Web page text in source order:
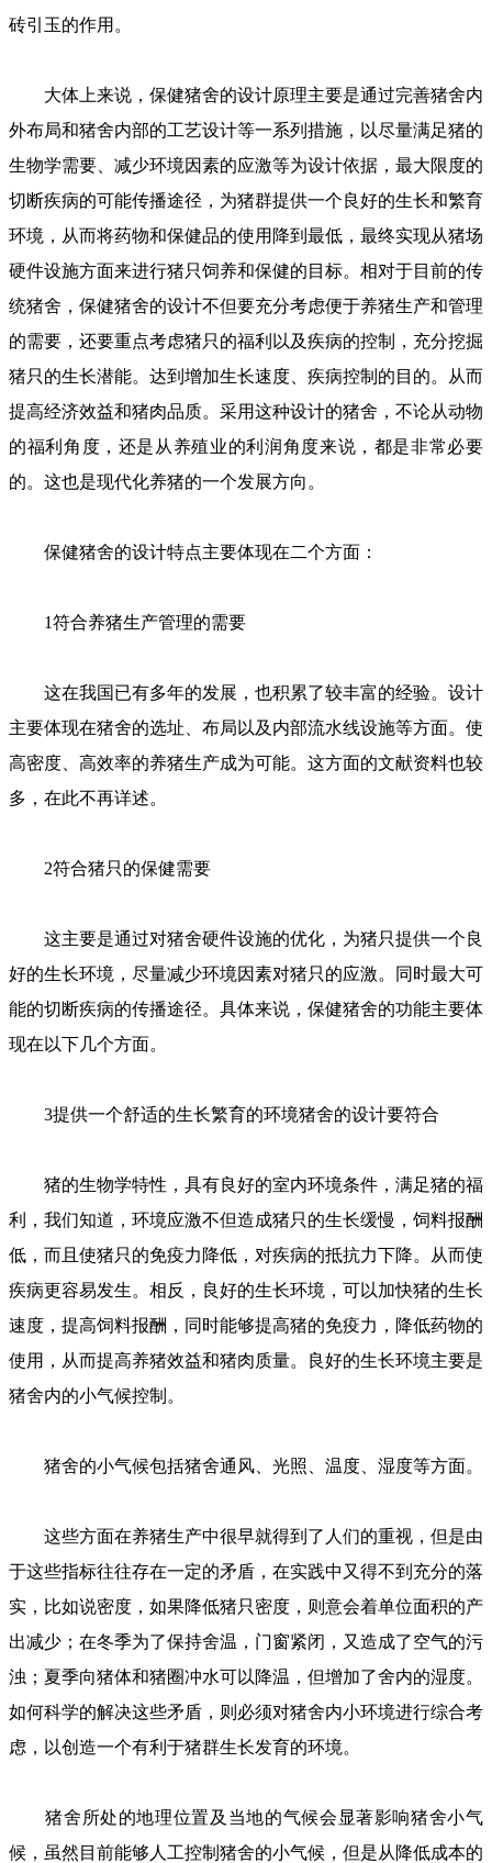
砖引玉的作用。
大体上来说，保健猪舍的设计原理主要是通过完善猪舍内
外布局和猪舍内部的工艺设计等一系列措施，以尽量满足猪的
生物学需要、减少环境因素的应激等为设计依据，最大限度的
切断疾病的可能传播途径，为猪群提供一个良好的生长和繁育
环境，从而将药物和保健品的使用降到最低，最终实现从猪场
硬件设施方面来进行猪只饲养和保健的目标。相对于目前的传
统猪舍，保健猪舍的设计不但要充分考虑便于养猪生产和管理
的需要，还要重点考虑猪只的福利以及疾病的控制，充分挖掘
猪只的生长潜能。达到增加生长速度、疾病控制的目的。从而
提高经济效益和猪肉品质。采用这种设计的猪舍，不论从动物
的福利角度，还是从养殖业的利润角度来说，都是非常必要
的。这也是现代化养猪的一个发展方向。
保健猪舍的设计特点主要体现在二个方面：
1符合养猪生产管理的需要
这在我国已有多年的发展，也积累了较丰富的经验。设计
主要体现在猪舍的选址、布局以及内部流水线设施等方面。使
高密度、高效率的养猪生产成为可能。这方面的文献资料也较
多，在此不再详述。
2符合猪只的保健需要
这主要是通过对猪舍硬件设施的优化，为猪只提供一个良
好的生长环境，尽量减少环境因素对猪只的应激。同时最大可
能的切断疾病的传播途径。具体来说，保健猪舍的功能主要体
现在以下几个方面。
3提供一个舒适的生长繁育的环境猪舍的设计要符合
猪的生物学特性，具有良好的室内环境条件，满足猪的福
利，我们知道，环境应激不但造成猪只的生长缓慢，饲料报酬
低，而且使猪只的免疫力降低，对疾病的抵抗力下降。从而使
疾病更容易发生。相反，良好的生长环境，可以加快猪的生长
速度，提高饲料报酬，同时能够提高猪的免疫力，降低药物的
使用，从而提高养猪效益和猪肉质量。良好的生长环境主要是
猪舍内的小气候控制。
猪舍的小气候包括猪舍通风、光照、温度、湿度等方面。
这些方面在养猪生产中很早就得到了人们的重视，但是由
于这些指标往往存在一定的矛盾，在实践中又得不到充分的落
实，比如说密度，如果降低猪只密度，则意会着单位面积的产
出减少；在冬季为了保持舍温，门窗紧闭，又造成了空气的污
浊；夏季向猪体和猪圈冲水可以降温，但增加了舍内的湿度。
如何科学的解决这些矛盾，则必须对猪舍内小环境进行综合考
虑，以创造一个有利于猪群生长发育的环境。
猪舍所处的地理位置及当地的气候会显著影响猪舍小气
候，虽然目前能够人工控制猪舍的小气候，但是从降低成本的